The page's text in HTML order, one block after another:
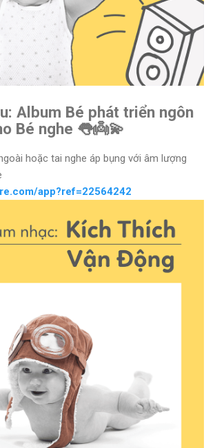
Album Bé phát triển ngôn
Bé nghe 👅👼💫
hoặc tai nghe áp bụng với âm lượng
app?ref=22564242